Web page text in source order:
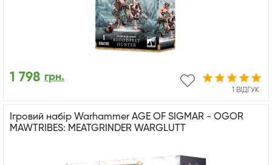
1 ВІДГУК
1 798 грн.
Ігровий набір Warhammer AGE OF SIGMAR - OGOR
MAWTRIBES: MEATGRINDER WARGLUTT